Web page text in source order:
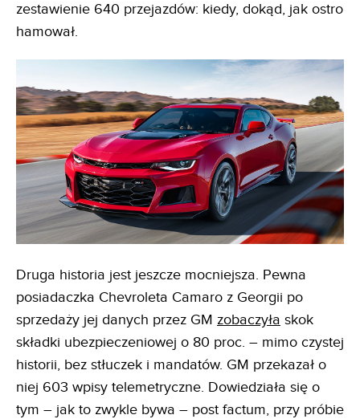
zestawienie 640 przejazdów: kiedy, dokąd, jak ostro
hamował.
Druga historia jest jeszcze mocniejsza. Pewna
posiadaczka Chevroleta Camaro z Georgii po
sprzedaży jej danych przez GM zobaczyła skok
składki ubezpieczeniowej o 80 proc. – mimo czystej
historii, bez stłuczek i mandatów. GM przekazał o
niej 603 wpisy telemetryczne. Dowiedziała się o
tym – jak to zwykle bywa – post factum, przy próbie